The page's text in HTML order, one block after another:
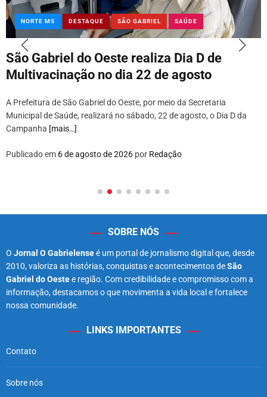
NORTE MS DESTAQUE SÃO GABRIEL SAÚDE
São Gabriel do Oeste realiza Dia D de
Multivacinação no dia 22 de agosto
A Prefeitura de São Gabriel do Oeste, por meio da Secretaria
Municipal de Saúde, realizará no sábado, 22 de agosto, o Dia D da
Campanha [mais…]
Publicado em 6 de agosto de 2026 por Redação
SOBRE NÓS
O Jornal O Gabrielenseé um portal de jornalismo digital que, desde
2010, valoriza as histórias, conquistas e acontecimentos deSão
Gabriel do Oestee região. Com credibilidade e compromisso com a
informação, destacamos o que movimenta a vida local e fortalece
nossa comunidade.
LINKS IMPORTANTES
Contato
Sobre nós